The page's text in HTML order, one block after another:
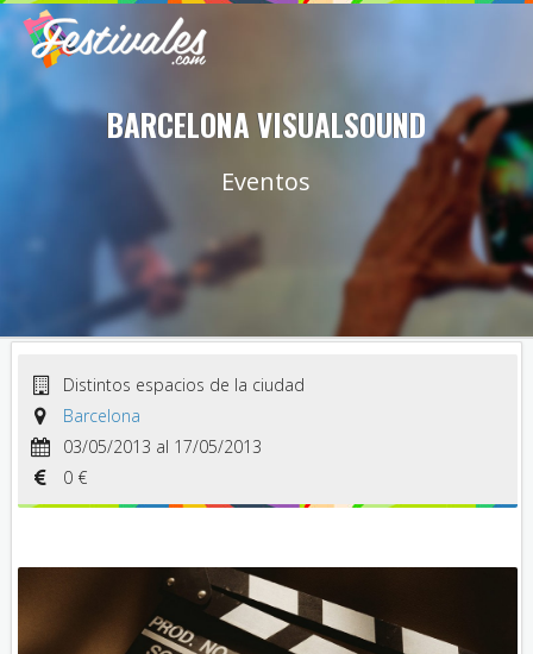
BARCELONA VISUALSOUND
Eventos
Distintos espacios de la ciudad
Barcelona
03/05/2013 al 17/05/2013
0 €